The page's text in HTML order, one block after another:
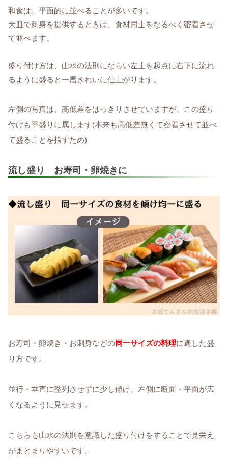
和食は、平面的に並べることが多いです。
大皿で刺身を提供するときは、食材同士をなるべく密着させ
て並べます。
盛り付け方は、山水の法則にならい左上を起点に右下に流れ
るように盛ると一層きれいに仕上がります。
左側の写真は、高低差をはっきりさせていますが、この盛り
付けも平盛りに属します(本来も高低差無くて密着させて並べ
て盛ることを指すため)
流し盛り お寿司・卵焼きに
お寿司・卵焼き・お刺身などの同一サイズの料理に適した盛
り方です。
並行・垂直に整列させずに少し傾け、左側に断面・平面が広
くなるように見せます。
こちらも山水の法則を意識した盛り付けをすることで見栄え
がまとまりやすいです。